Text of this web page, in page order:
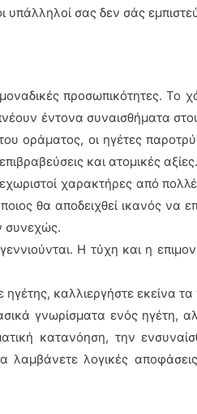
υπάλληλοί σας δεν σάς
προσωπικότητες. Το
έντονα συναισθήματα
οράματος, οι ηγέτες
και ατομικές αξίες.
χαρακτήρες από
θα αποδειχθεί ικανός να
συνεχώς.
Η τύχη και η
καλλιεργήστε εκείνα
γνωρίσματα ενός ηγέτη,
κατανόηση, την
λογικές